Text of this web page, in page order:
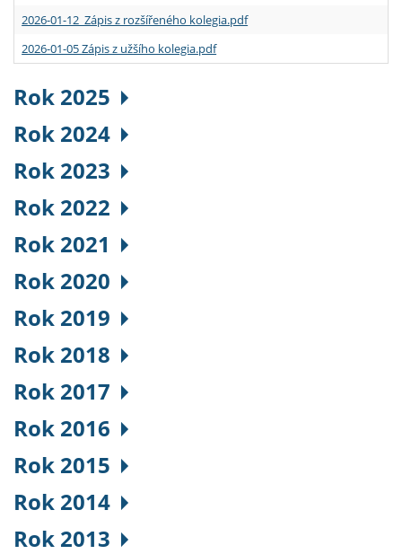
2026-01-12 Zápis z rozšířeného kolegia.pdf
2026-01-05 Zápis z užšího kolegia.pdf
Rok 2025
Rok 2024
Rok 2023
Rok 2022
Rok 2021
Rok 2020
Rok 2019
Rok 2018
Rok 2017
Rok 2016
Rok 2015
Rok 2014
Rok 2013